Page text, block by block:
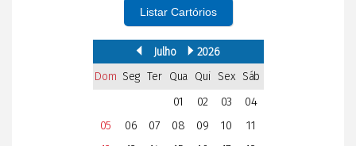
Listar Cartórios